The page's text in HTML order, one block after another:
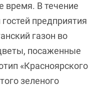
время. В течение
предприятия
газон во
посаженные
«Красноярского
зеленого